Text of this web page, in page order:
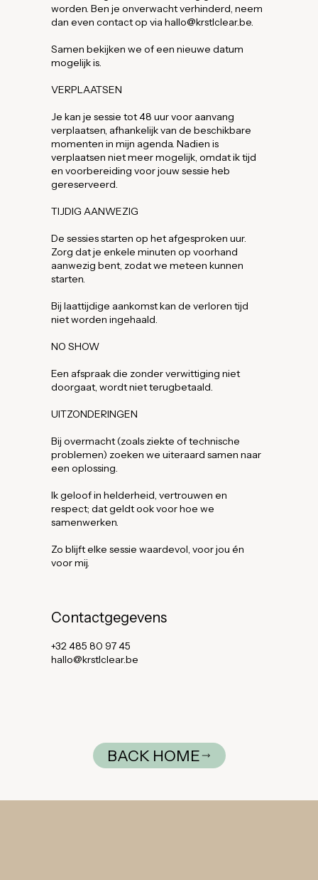
BACK HOME
worden. Ben je onverwacht verhinderd, neem
dan even contact op via hallo@krstlclear.be.
Samen bekijken we of een nieuwe datum
mogelijk is.
VERPLAATSEN
Je kan je sessie tot 48 uur voor aanvang
verplaatsen, afhankelijk van de beschikbare
momenten in mijn agenda. Nadien is
verplaatsen niet meer mogelijk, omdat ik tijd
en voorbereiding voor jouw sessie heb
gereserveerd.
TIJDIG AANWEZIG
De sessies starten op het afgesproken uur.
Zorg dat je enkele minuten op voorhand
aanwezig bent, zodat we meteen kunnen
starten.
Bij laattijdige aankomst kan de verloren tijd
niet worden ingehaald.
NO SHOW
Een afspraak die zonder verwittiging niet
doorgaat, wordt niet terugbetaald.
UITZONDERINGEN
Bij overmacht (zoals ziekte of technische
problemen) zoeken we uiteraard samen naar
een oplossing.
Ik geloof in helderheid, vertrouwen en
respect; dat geldt ook voor hoe we
samenwerken.
Zo blijft elke sessie waardevol, voor jou én
voor mij.
Contactgegevens
+32 485 80 97 45
hallo@krstlclear.be